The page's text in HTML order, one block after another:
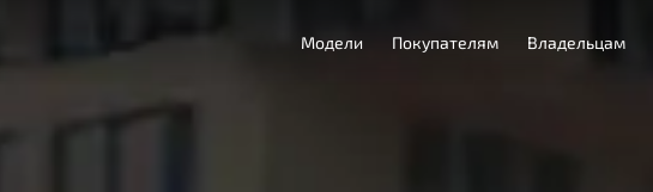
Модели Покупателям Владельцам